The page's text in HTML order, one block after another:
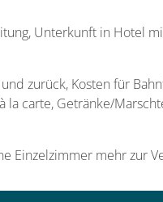
Unterkunft in Hotel
zurück, Kosten für
la carte, Getränke/
Einzelzimmer mehr zur